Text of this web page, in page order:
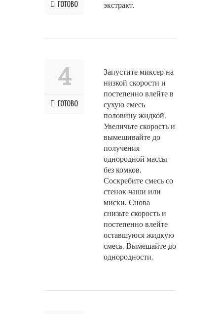
ГОТОВО
экстракт.
4
ГОТОВО
Запустите миксер на
низкой скорости и
постепенно влейте в
сухую смесь
половину жидкой.
Увеличьте скорость и
вымешивайте до
получения
однородной массы
без комков.
Соскребите смесь со
стенок чаши или
миски. Снова
снизьте скорость и
постепенно влейте
оставшуюся жидкую
смесь. Вымешайте до
однородности.